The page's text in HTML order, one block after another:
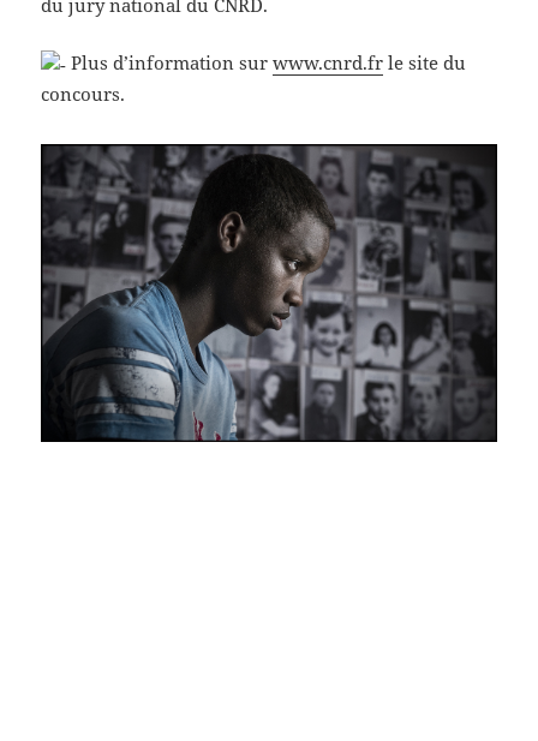
du jury national du CNRD.
Plus d’information surwww.cnrd.fr le site du
concours.